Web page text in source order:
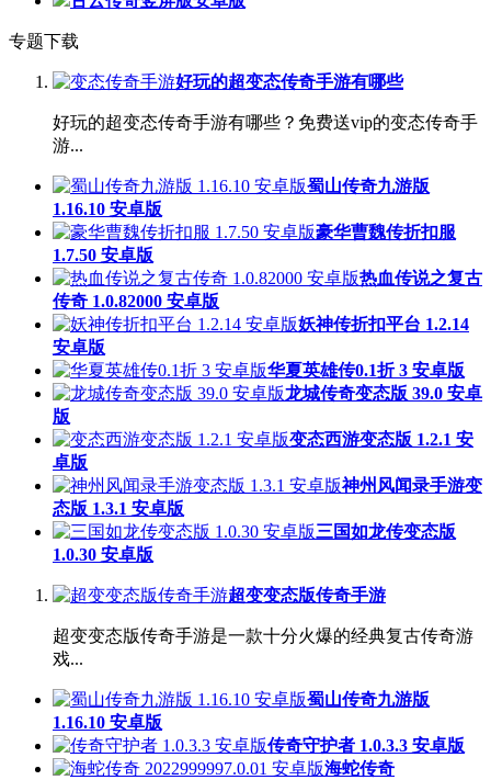
专题下载
好玩的超变态传奇手游有哪些
好玩的超变态传奇手游有哪些？免费送vip的变态传奇手
游...
蜀山传奇九游版
1.16.10 安卓版
豪华曹魏传折扣服
1.7.50 安卓版
热血传说之复古
传奇 1.0.82000 安卓版
妖神传折扣平台 1.2.14
安卓版
华夏英雄传0.1折 3 安卓版
龙城传奇变态版 39.0 安卓
版
变态西游变态版 1.2.1 安
卓版
神州风闻录手游变
态版 1.3.1 安卓版
三国如龙传变态版
1.0.30 安卓版
超变变态版传奇手游
超变变态版传奇手游是一款十分火爆的经典复古传奇游
戏...
蜀山传奇九游版
1.16.10 安卓版
传奇守护者 1.0.3.3 安卓版
海蛇传奇